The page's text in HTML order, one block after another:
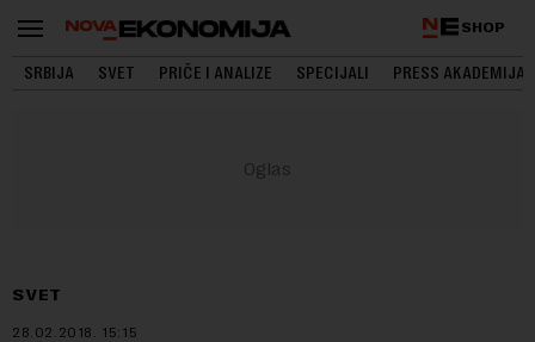
SHOP
SRBIJA SVET PRIČE I ANALIZE SPECIJALI PRESS AKADEMIJA
SVET
28.02.2018. 15:15